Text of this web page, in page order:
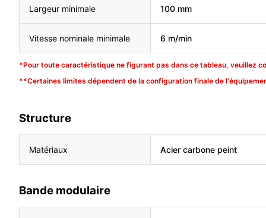
Largeur minimale 100 mm
Vitesse nominale minimale 6 m/min
*Pour toute caractéristique ne figurant pas dans ce tableau, veuillez
**Certaines limites dépendent de la configuration finale de
Structure
Matériaux Acier carbone peint
Bande modulaire